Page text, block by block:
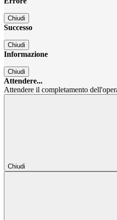
Chiudi
Successo
Chiudi
Informazione
Chiudi
Attendere...
Attendere il completamento
Chiudi